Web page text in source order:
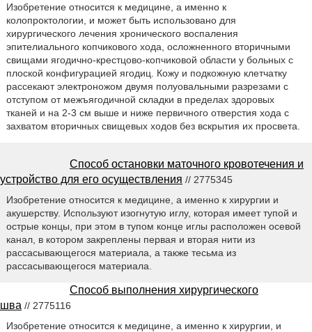
Изобретение относится к медицине, а именно к
колопроктологии, и может быть использовано для
хирургического лечения хронического воспаления
эпителиального копчикового хода, осложненного вторичными
свищами ягодично-крестцово-копчиковой области у больных с
плоской конфигурацией ягодиц. Кожу и подкожную клетчатку
рассекают электроножом двумя полуовальными разрезами с
отступом от межъягодичной складки в пределах здоровых
тканей и на 2-3 см выше и ниже первичного отверстия хода с
захватом вторичных свищевых ходов без вскрытия их просвета.
Способ остановки маточного кровотечения и
устройство для его осуществления // 2775345
Изобретение относится к медицине, а именно к хирургии и
акушерству. Используют изогнутую иглу, которая имеет тупой и
острые концы, при этом в тупом конце иглы расположен осевой
канал, в котором закреплены первая и вторая нити из
рассасывающегося материала, а также тесьма из
рассасывающегося материала.
Способ выполнения хирургического
шва // 2775116
Изобретение относится к медицине, а именно к хирургии, и